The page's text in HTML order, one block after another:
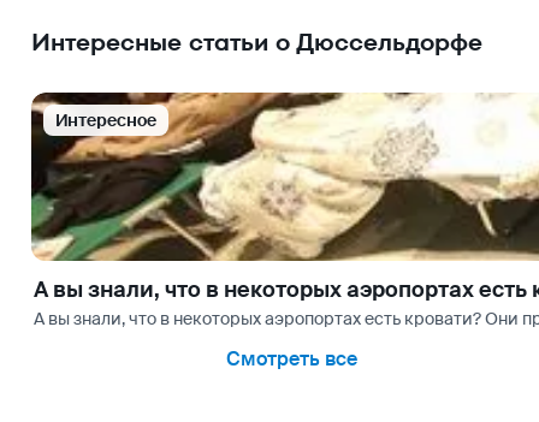
Интересные статьи о Дюссельдорфе
Интересное
А вы знали, что в некоторых аэропортах есть
А вы знали, что в некоторых аэропортах есть кровати?
Смотреть все